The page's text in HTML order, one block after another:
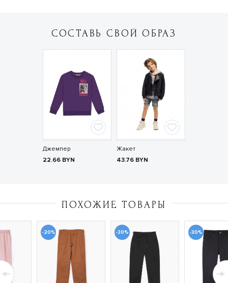
СОСТАВЬ СВОЙ ОБРАЗ
Джемпер
22.66 BYN
Жакет
43.76 BYN
ПОХОЖИЕ ТОВАРЫ
-20% -30% -30%